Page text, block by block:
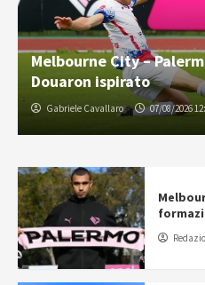
Melbourne City –
Douaron ispirato
Gabriele Cavallaro 07/08/2026